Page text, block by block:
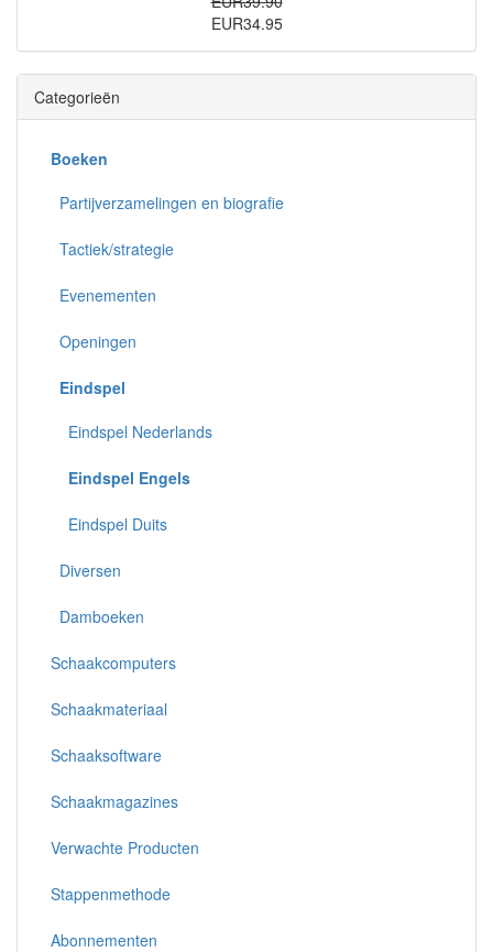
EUR34.95
Categorieën
Boeken
Partijverzamelingen en biografie
Tactiek/strategie
Evenementen
Openingen
Eindspel
Eindspel Nederlands
Eindspel Engels
Eindspel Duits
Diversen
Damboeken
Schaakcomputers
Schaakmateriaal
Schaaksoftware
Schaakmagazines
Verwachte Producten
Stappenmethode
Abonnementen